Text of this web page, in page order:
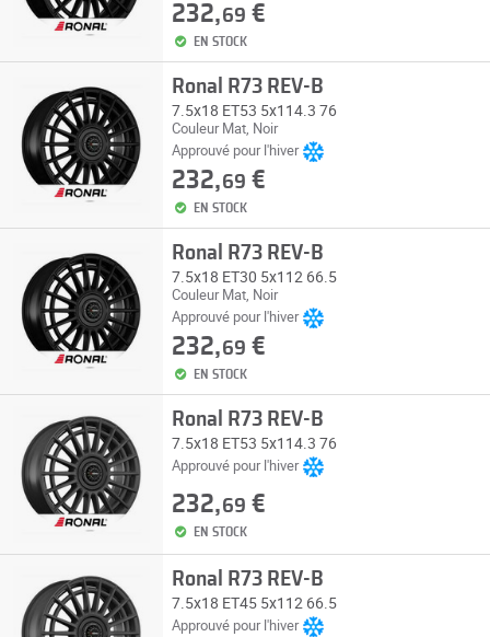
232,69 €
EN STOCK
Ronal R73 REV-B
7.5x18 ET53 5x114.3 76
Couleur Mat, Noir
Approuvé pour l'hiver
232,69 €
EN STOCK
Ronal R73 REV-B
7.5x18 ET30 5x112 66.5
Couleur Mat, Noir
Approuvé pour l'hiver
232,69 €
EN STOCK
Ronal R73 REV-B
7.5x18 ET53 5x114.3 76
Approuvé pour l'hiver
232,69 €
EN STOCK
Ronal R73 REV-B
7.5x18 ET45 5x112 66.5
Approuvé pour l'hiver